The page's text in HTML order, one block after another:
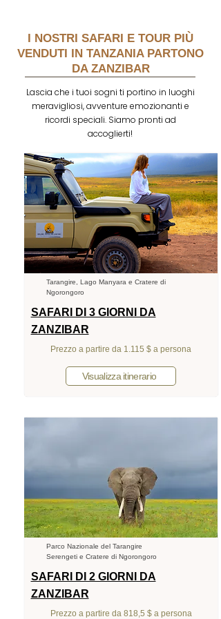
I NOSTRI SAFARI E TOUR PIÙ
VENDUTI IN TANZANIA PARTONO
DA ZANZIBAR
Lascia che i tuoi sogni ti portino in luoghi
meravigliosi, avventure emozionanti e
ricordi speciali. Siamo pronti ad
accoglierti!
Tarangire, Lago Manyara e Cratere di
Ngorongoro
SAFARI DI 3 GIORNI DA
ZANZIBAR
Prezzo a partire da 1.115 $ a persona
Visualizza itinerario
Parco Nazionale del Tarangire
Serengeti e Cratere di Ngorongoro
SAFARI DI 2 GIORNI DA
ZANZIBAR
Prezzo a partire da 818,5 $ a persona